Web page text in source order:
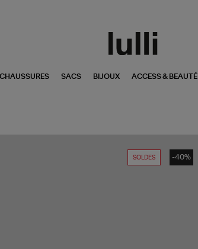
CHAUSSURES SACS BIJOUX ACCESS & BEAUTÉ
SOLDES -40%